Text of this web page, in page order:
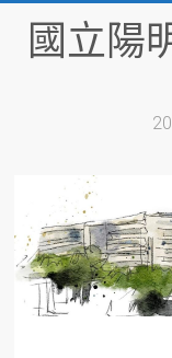
content國立陽